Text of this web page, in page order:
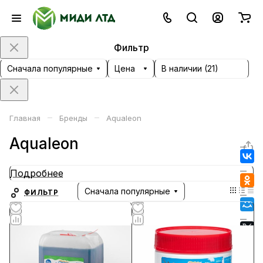
Фильтр
Сначала популярные Цена В наличии (21)
Главная – Бренды – Aqualeon
Aqualeon
Подробнее
ФИЛЬТР Сначала популярные